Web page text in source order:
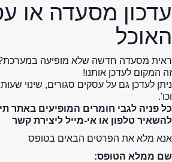
עדכון מסעדה או
האוכל
ראית מסעדה חדשה שלא מופיעה
זה המקום לעדכן אותנו!
ניתן לעדכן גם על עסקים סגורים, שינוי
וכו'.
כל פניה לגבי חומרים המופיעים באתר
להשאיר טלפון או אי-מייל ליצירת קשר
אנא מלא את הפרטים הבאים בטופס
שם ממלא הטופס: